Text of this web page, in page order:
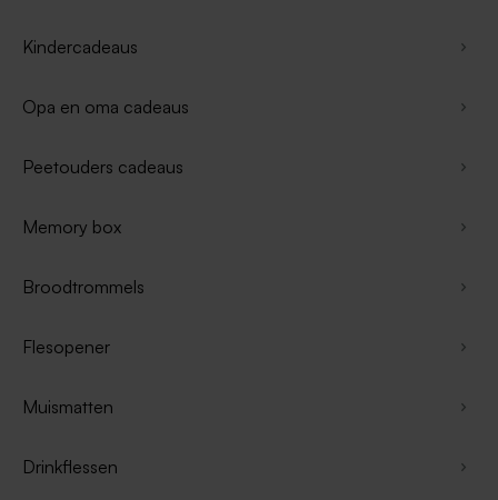
Kindercadeaus
Opa en oma cadeaus
Peetouders cadeaus
Memory box
Broodtrommels
Flesopener
Muismatten
Drinkflessen